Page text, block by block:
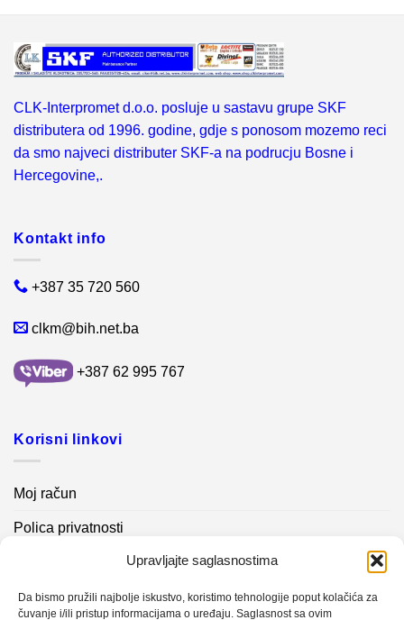
Upravljajte saglasnostima
Da bismo pružili najbolje iskustvo, koristimo tehnologije poput kolačića za
čuvanje i/ili pristup informacijama o uređaju. Saglasnost sa ovim
CLK-Interpromet d.o.o. posluje u sastavu grupe SKF
distributera od 1996. godine, gdje s ponosom mozemo reci
da smo najveci distributer SKF-a na podrucju Bosne i
Hercegovine,.
Kontakt info
+387 35 720 560
clkm@bih.net.ba
+387 62 995 767
Korisni linkovi
Moj račun
Polica privatnosti
Kontakt info